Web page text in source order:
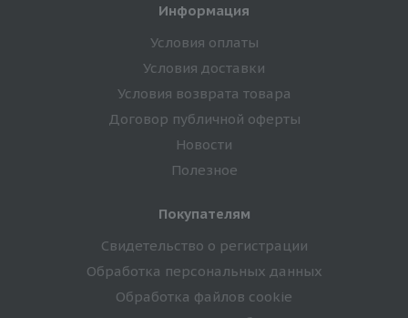
Информация
Условия оплаты
Условия доставки
Условия возврата товара
Договор публичной оферты
Новости
Полезное
Покупателям
Свидетельство о регистрации
Обработка персональных данных
Обработка файлов cookie